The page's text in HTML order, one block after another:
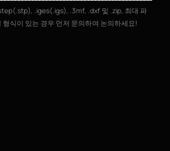
.iges(.igs), .3mf, .dxf 및 .zip, 최대 파
식이 있는 경우 먼저 문의하여 논의하세요!